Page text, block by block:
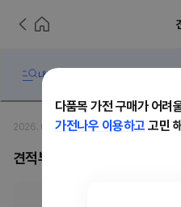
내가 받은 견적 과연 저렴한 걸까... 궁금하
2026. 05. 10·이지창
견적부탁드려요
다품목 가전 구매가 어려
가전나우 이용하고 고민